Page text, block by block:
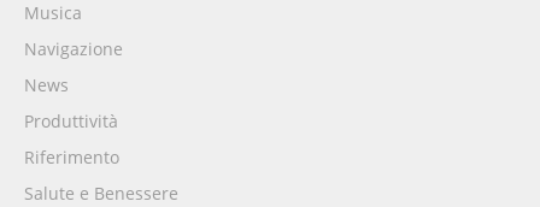
Musica
Navigazione
News
Produttività
Riferimento
Salute e Benessere